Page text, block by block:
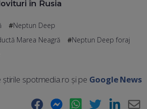
în Rusia
Neptun Deep
Marea Neagră
Neptun Deep foraj
spotmedia.ro și pe Google News
Facebook Messenger WhatsApp Twitter LinkedIn